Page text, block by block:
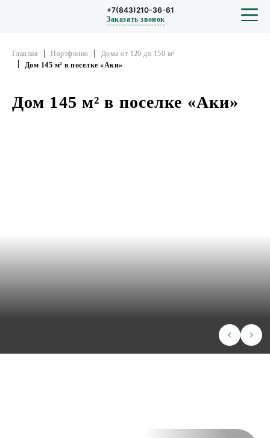
+7(843)210-36-61
Заказать звонок
Главная Портфолио
Дома от 120 до 150 м²
Дом 145 м² в поселке «Аки»
Дом 145 м² в поселке «Аки»